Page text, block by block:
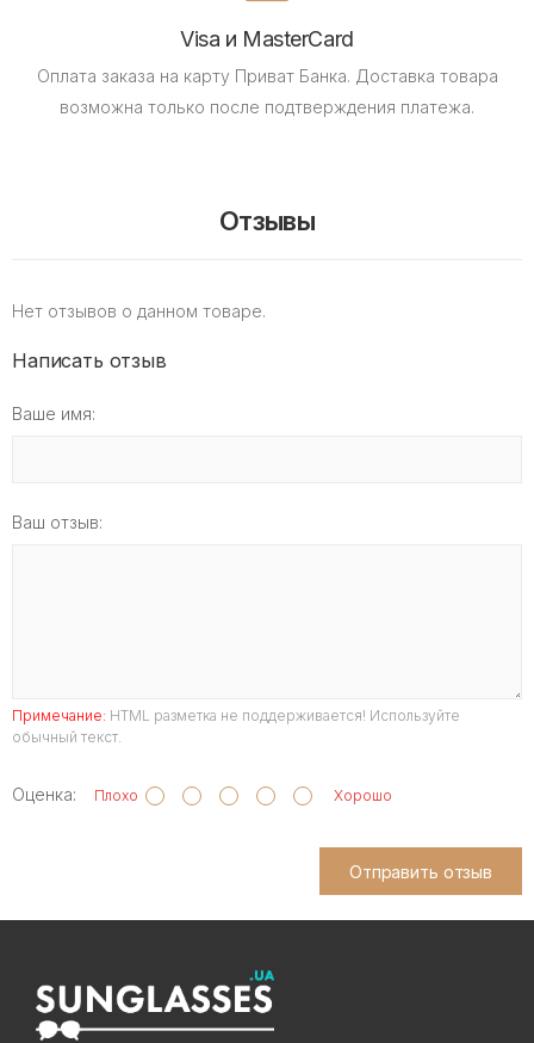
Visa и MasterCard
Оплата заказа на карту Приват Банка. Доставка товара
возможна только после подтверждения платежа.
Отзывы
Нет отзывов о данном товаре.
Написать отзыв
Ваше имя:
Ваш отзыв:
Примечание: HTML разметка не поддерживается! Используйте
обычный текст.
Оценка: Плохо Хорошо
Отправить отзыв